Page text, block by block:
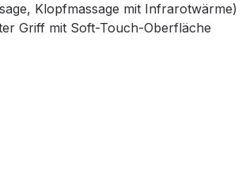
Klopfmassage mit Infrarotwärme)
Griff mit Soft-Touch-Oberfläche